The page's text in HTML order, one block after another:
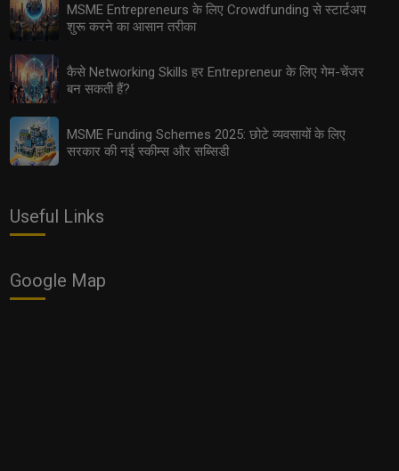
MSME Entrepreneurs के लिए Crowdfunding से स्टार्टअप
शुरू करने का आसान तरीका
कैसे Networking Skills हर Entrepreneur के लिए गेम-चेंजर
बन सकती हैं?
MSME Funding Schemes 2025: छोटे व्यवसायों के लिए
सरकार की नई स्कीम्स और सब्सिडी
Useful Links
Google Map